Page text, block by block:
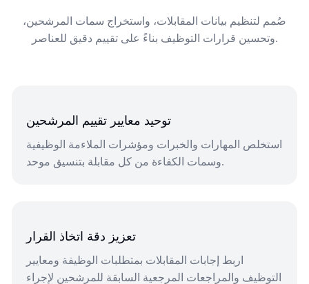
صُمم لتنظيم بيانات المقابلات، واستخراج سمات المرشحين،
وتحسين قرارات التوظيف بناءً على تقييم دقيق للعناصر.
توحيد معايير تقييم المرشحين
استخلص المهارات والخبرات ومؤشرات الملاءمة الوظيفية
وسمات الكفاءة من كل مقابلة بتنسيق موحد.
تعزيز دقة اتخاذ القرار
اربط إجابات المقابلات بمتطلبات الوظيفة ومعايير
التوظيف والمراجعات المرجعية السابقة للمرشحين لإجراء